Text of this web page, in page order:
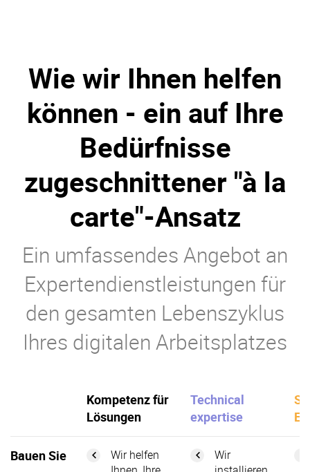
Wie wir Ihnen helfen
können - ein auf Ihre
Bedürfnisse
zugeschnittener "à la
carte"-Ansatz
Ein umfassendes Angebot an
Expertendienstleistungen für
den gesamten Lebenszyklus
Ihres digitalen Arbeitsplatzes
Kompetenz für
Lösungen
Technical
expertise
Bauen Sie
Wir helfen
Wir